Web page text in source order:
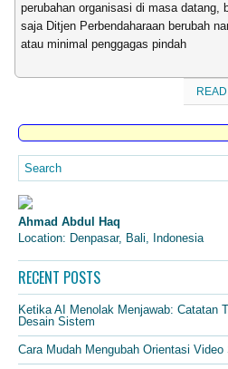
perubahan organisasi di masa datang,
saja Ditjen Perbendaharaan berubah
atau minimal penggagas pindah
Ahmad Abdul Haq
Location: Denpasar, Bali, Indonesia
RECENT POSTS
Ketika AI Menolak Menjawab: Catatan
Desain Sistem
Cara Mudah Mengubah Orientasi